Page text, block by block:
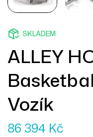
SKLADEM
ALLEY
Vozík
86 394 Kč